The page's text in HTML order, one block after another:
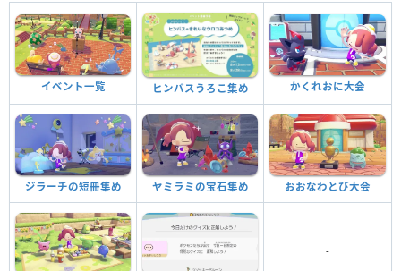
イベント一覧 ヒンバスうろこ集め かくれおに大会
ジラーチの短冊集め ヤミラミの宝石集め おおなわとび大会
-